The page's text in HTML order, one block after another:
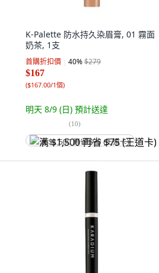
K-Palette 防水持久染眉膏, 01 霧面
奶茶, 1支
首購折扣價 40%$279
$167
($167.00/1個)
明天 8/9 (日) 預計送達
(10)
满 $1,500 再省 $75 (王道卡)